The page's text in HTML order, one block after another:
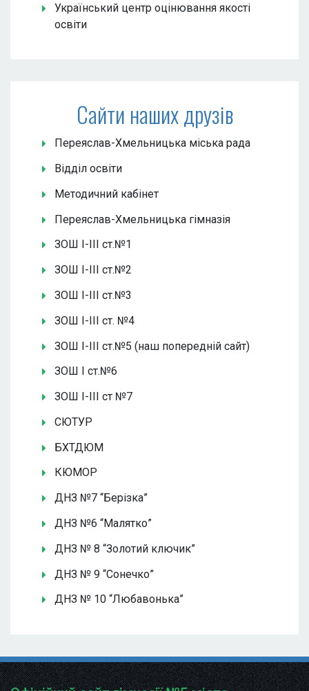
Український центр оцінювання якості
освіти
Сайти наших друзів
Переяслав-Хмельницька міська рада
Відділ освіти
Методичний кабінет
Переяслав-Хмельницька гімназія
ЗОШ І-ІІІ ст.№1
ЗОШ І-ІІІ ст.№2
ЗОШ І-ІІІ ст.№3
ЗОШ І-ІІІ ст. №4
ЗОШ І-ІІІ ст.№5 (наш попередній сайт)
ЗОШ І ст.№6
ЗОШ І-ІІІ ст №7
СЮТУР
БХТДЮМ
КЮМОР
ДНЗ №7 “Берізка”
ДНЗ №6 “Малятко”
ДНЗ № 8 “Золотий ключик”
ДНЗ № 9 “Сонечко”
ДНЗ № 10 “Любавонька”